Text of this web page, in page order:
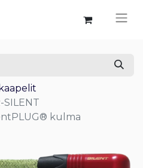
SILENT
kulma